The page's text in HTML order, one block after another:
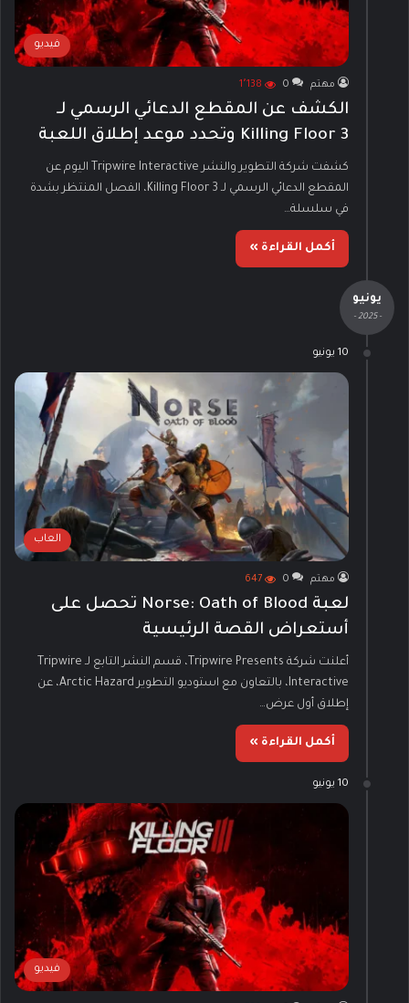
فيديو
مهتم 0 1٬138
الكشف عن المقطع الدعائي الرسمي لـ
Killing Floor 3 وتحدد موعد إطلاق اللعبة
كشفت شركة التطوير والنشر Tripwire Interactive اليوم عن
المقطع الدعائي الرسمي لـ Killing Floor 3، الفصل المنتظر بشدة
في سلسلة…
أكمل القراءة »
يونيو
- 2025 -
10 يونيو
العاب
مهتم 0
647
لعبة Norse: Oath of Blood تحصل على
أستعراض القصة الرئيسية
أعلنت شركة Tripwire Presents، قسم النشر التابع لـ Tripwire
Interactive، بالتعاون مع استوديو التطوير Arctic Hazard، عن
إطلاق أول عرض…
أكمل القراءة »
10 يونيو
فيديو